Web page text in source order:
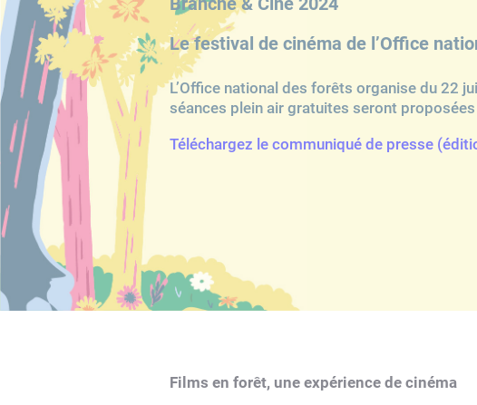
Les lieux de projection
Les films
Presse
Le festival de cinéma de l’Office
L’Office national des forêts organise du 22
séances plein air gratuites seront
Téléchargez le communiqué de presse
Films en forêt, une expérience de cinéma